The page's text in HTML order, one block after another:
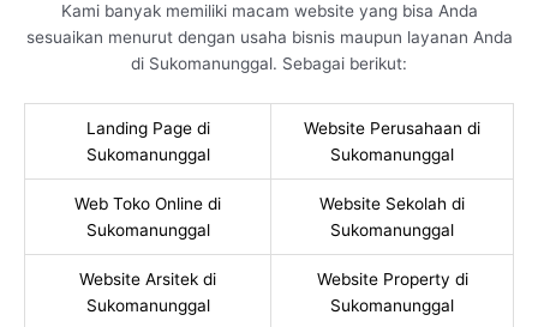
Kami banyak memiliki macam website yang bisa Anda
sesuaikan menurut dengan usaha bisnis maupun layanan Anda
di Sukomanunggal. Sebagai berikut:
Landing Page di
Sukomanunggal
Website Perusahaan di
Sukomanunggal
Web Toko Online di
Sukomanunggal
Website Sekolah di
Sukomanunggal
Website Arsitek di
Sukomanunggal
Website Property di
Sukomanunggal